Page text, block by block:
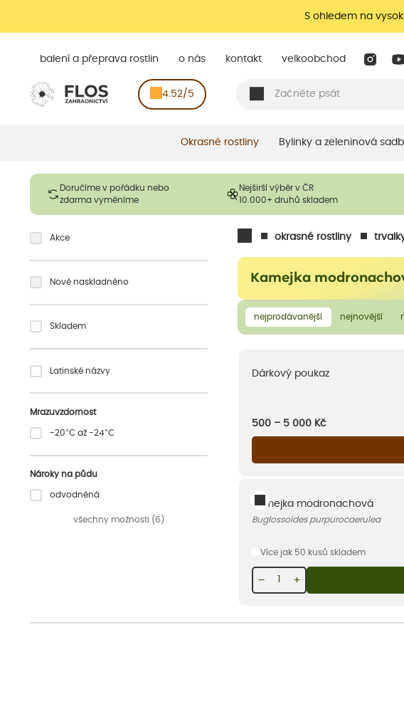
S ohledem na
balení a přeprava rostlin o nás kontakt velkoobchod
4.52/5
Okrasné rostliny Bylinky a zeleninová
Doručíme v pořádku nebo
zdarma vyměníme
Nejširší výběr v ČR
10.000+ druhů skladem
okrasné rostliny
Kamejka
nejprodávanější nejnovější
Akce
Nově naskladněno
Skladem
Latinské názvy
Mrazuvzdornost
-20°C až -24°C
Nároky na půdu
odvodněná
všechny možnosti (6)
Dárkový poukaz
500 – 5 000 Kč
Kamejka modronachová
Buglossoides purpurocaerulea
Více jak 50 kusů skladem
+
−